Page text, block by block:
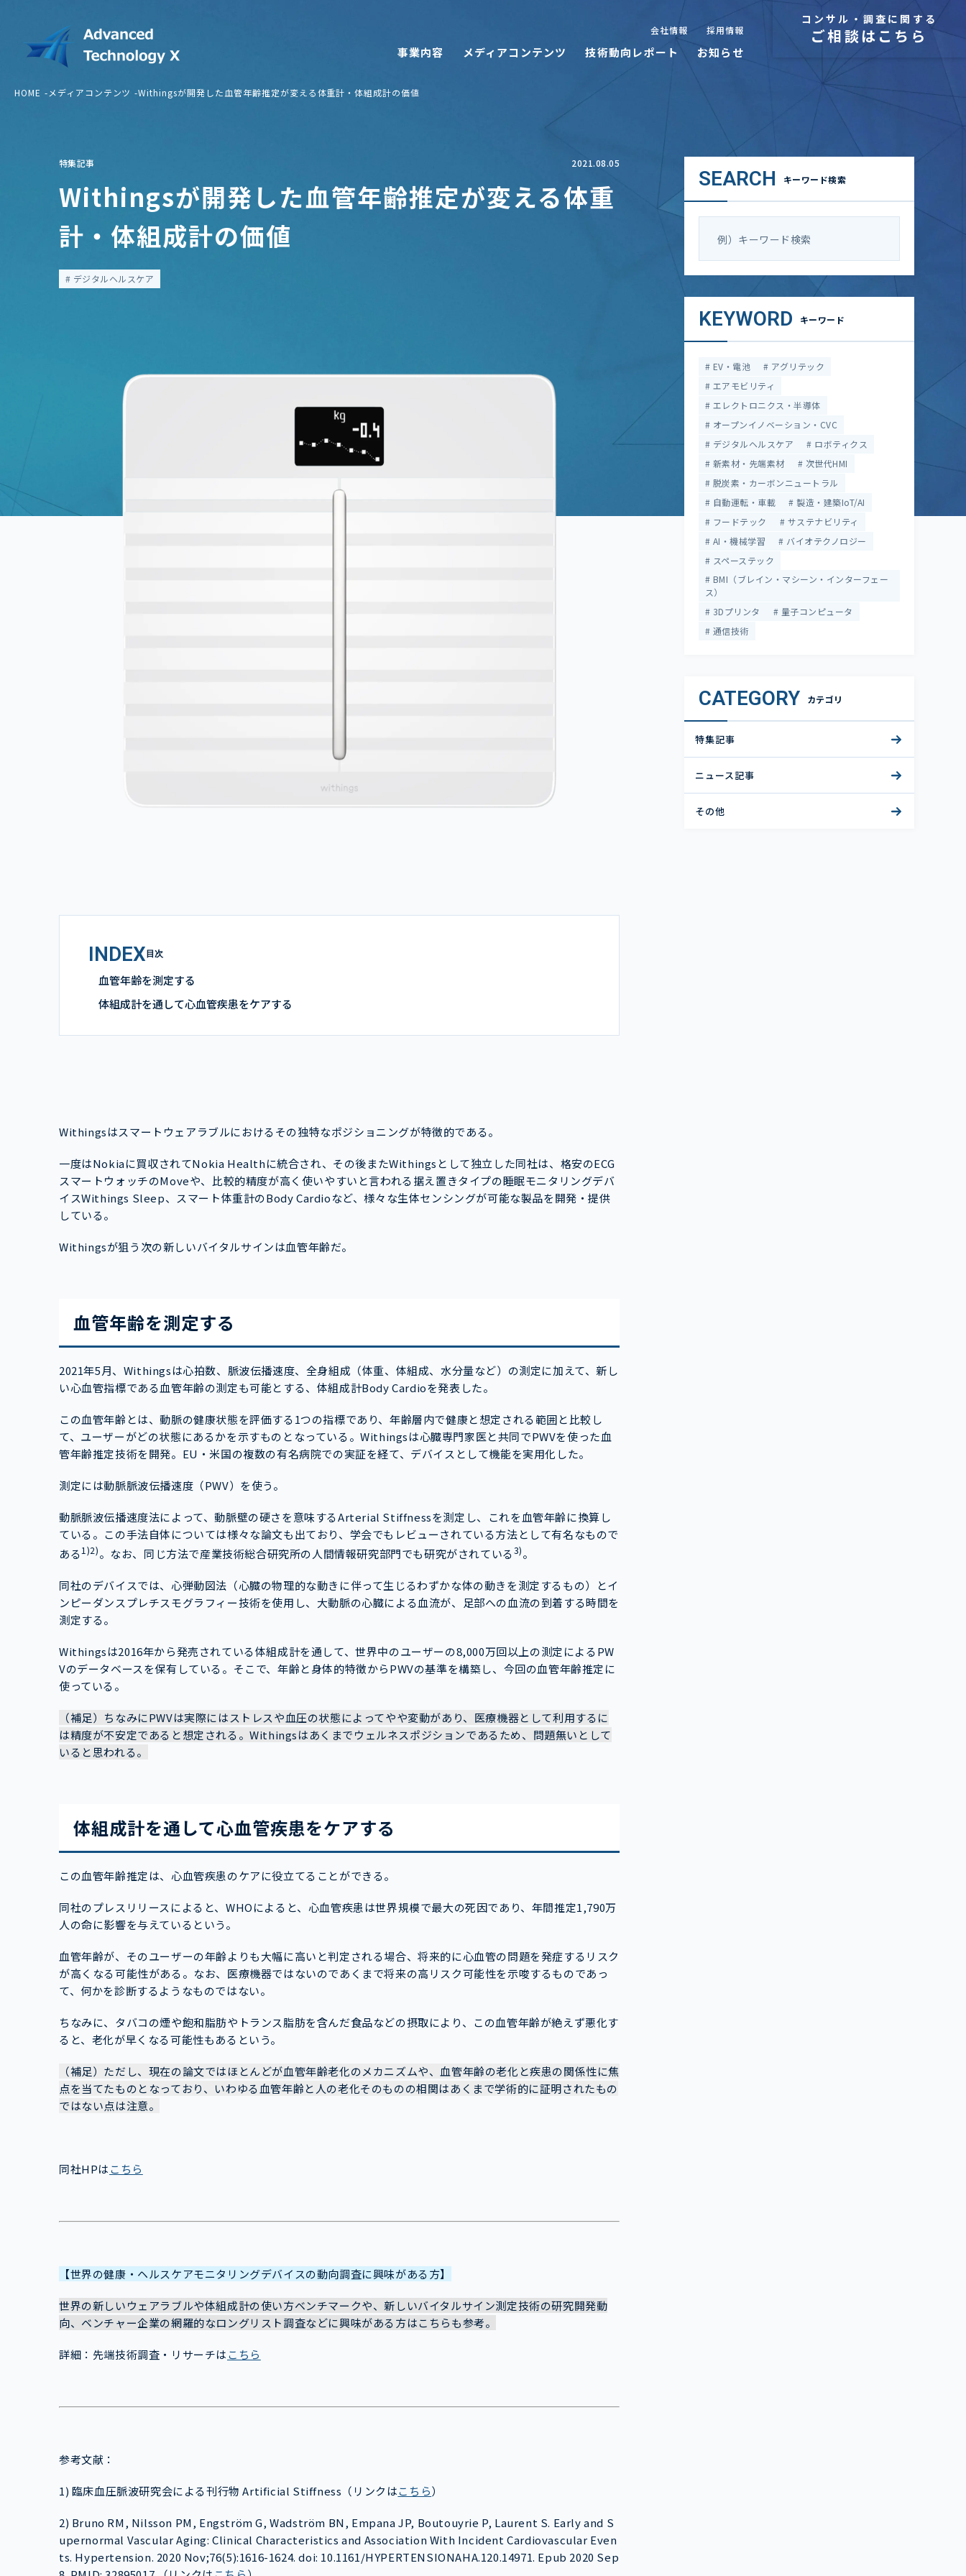
事業内容 メディアコンテンツ 技術動向レポート お知らせ
会社情報 採用情報
コンサル・調査に関する
ご相談はこちら
HOME メディアコンテンツ Withingsが開発した血管年齢推定が変える体重計・体組成計の価値
特集記事 2021.08.05
Withingsが開発した血管年齢推定が変える体重
計・体組成計の価値
デジタルヘルスケア
INDEX 目次
血管年齢を測定する
体組成計を通して心血管疾患をケアする
Withingsはスマートウェアラブルにおけるその独特なポジショニングが特徴的である。
一度はNokiaに買収されてNokia Healthに統合され、その後またWithingsとして独立した同社は、格安のECG
スマートウォッチのMoveや、比較的精度が高く使いやすいと言われる据え置きタイプの睡眠モニタリングデバ
イスWithings Sleep、スマート体重計のBody Cardioなど、様々な生体センシングが可能な製品を開発・提供
している。
Withingsが狙う次の新しいバイタルサインは血管年齢だ。
血管年齢を測定する
2021年5月、Withingsは心拍数、脈波伝播速度、全身組成（体重、体組成、水分量など）の測定に加えて、新し
い心血管指標である血管年齢の測定も可能とする、体組成計Body Cardioを発表した。
この血管年齢とは、動脈の健康状態を評価する1つの指標であり、年齢層内で健康と想定される範囲と比較し
て、ユーザーがどの状態にあるかを示すものとなっている。Withingsは心臓専門家医と共同でPWVを使った血
管年齢推定技術を開発。EU・米国の複数の有名病院での実証を経て、デバイスとして機能を実用化した。
測定には動脈脈波伝播速度（PWV）を使う。
動脈脈波伝播速度法によって、動脈壁の硬さを意味するArterial Stiffnessを測定し、これを血管年齢に換算し
ている。この手法自体については様々な論文も出ており、学会でもレビューされている方法として有名なもので
ある1)2)。なお、同じ方法で産業技術総合研究所の人間情報研究部門でも研究がされている3)。
同社のデバイスでは、心弾動図法（心臓の物理的な動きに伴って生じるわずかな体の動きを測定するもの）とイ
ンピーダンスプレチスモグラフィー技術を使用し、大動脈の心臓による血流が、足部への血流の到着する時間を
測定する。
Withingsは2016年から発売されている体組成計を通して、世界中のユーザーの8,000万回以上の測定によるPW
Vのデータベースを保有している。そこで、年齢と身体的特徴からPWVの基準を構築し、今回の血管年齢推定に
使っている。
（補足）ちなみにPWVは実際にはストレスや血圧の状態によってやや変動があり、医療機器として利用するに
は精度が不安定であると想定される。Withingsはあくまでウェルネスポジションであるため、問題無いとして
いると思われる。
体組成計を通して心血管疾患をケアする
この血管年齢推定は、心血管疾患のケアに役立てることができる。
同社のプレスリリースによると、WHOによると、心血管疾患は世界規模で最大の死因であり、年間推定1,790万
人の命に影響を与えているという。
血管年齢が、そのユーザーの年齢よりも大幅に高いと判定される場合、将来的に心血管の問題を発症するリスク
が高くなる可能性がある。なお、医療機器ではないのであくまで将来の高リスク可能性を示唆するものであっ
て、何かを診断するようなものではない。
ちなみに、タバコの煙や飽和脂肪やトランス脂肪を含んだ食品などの摂取により、この血管年齢が絶えず悪化す
ると、老化が早くなる可能性もあるという。
（補足）ただし、現在の論文ではほとんどが血管年齢老化のメカニズムや、血管年齢の老化と疾患の関係性に焦
点を当てたものとなっており、いわゆる血管年齢と人の老化そのものの相関はあくまで学術的に証明されたもの
ではない点は注意。
同社HPはこちら
【世界の健康・ヘルスケアモニタリングデバイスの動向調査に興味がある方】
世界の新しいウェアラブルや体組成計の使い方ベンチマークや、新しいバイタルサイン測定技術の研究開発動
向、ベンチャー企業の網羅的なロングリスト調査などに興味がある方はこちらも参考。
詳細：先端技術調査・リサーチはこちら
参考文献：
1) 臨床血圧脈波研究会による刊行物 Artificial Stiffness（リンクはこちら）
2) Bruno RM, Nilsson PM, Engström G, Wadström BN, Empana JP, Boutouyrie P, Laurent S. Early and S
upernormal Vascular Aging: Clinical Characteristics and Association With Incident Cardiovascular Even
ts. Hypertension. 2020 Nov;76(5):1616-1624. doi: 10.1161/HYPERTENSIONAHA.120.14971. Epub 2020 Sep
SEARCH キーワード検索
KEYWORD キーワード
EV・電池
アグリテック
エアモビリティ
エレクトロニクス・半導体
オープンイノベーション・CVC
デジタルヘルスケア
ロボティクス
新素材・先端素材
次世代HMI
脱炭素・カーボンニュートラル
自動運転・車載
製造・建築IoT/AI
フードテック
サステナビリティ
AI・機械学習
バイオテクノロジー
スペーステック
BMI（ブレイン・マシーン・インターフェー
ス）
3Dプリンタ
量子コンピュータ
通信技術
CATEGORY カテゴリ
特集記事
ニュース記事
その他